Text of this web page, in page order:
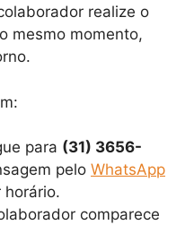
realize o
mesmo momento,
para (31) 3656-
pelo WhatsApp
horário.
comparece